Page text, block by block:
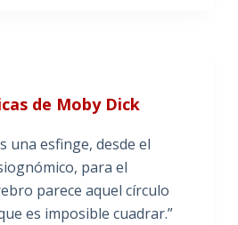
de Moby Dick
una esfinge, desde el
para el
parece aquel círculo
es imposible cuadrar.”